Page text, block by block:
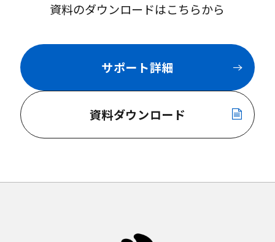
資料のダウンロードはこちらから
サポート詳細
資料ダウンロード